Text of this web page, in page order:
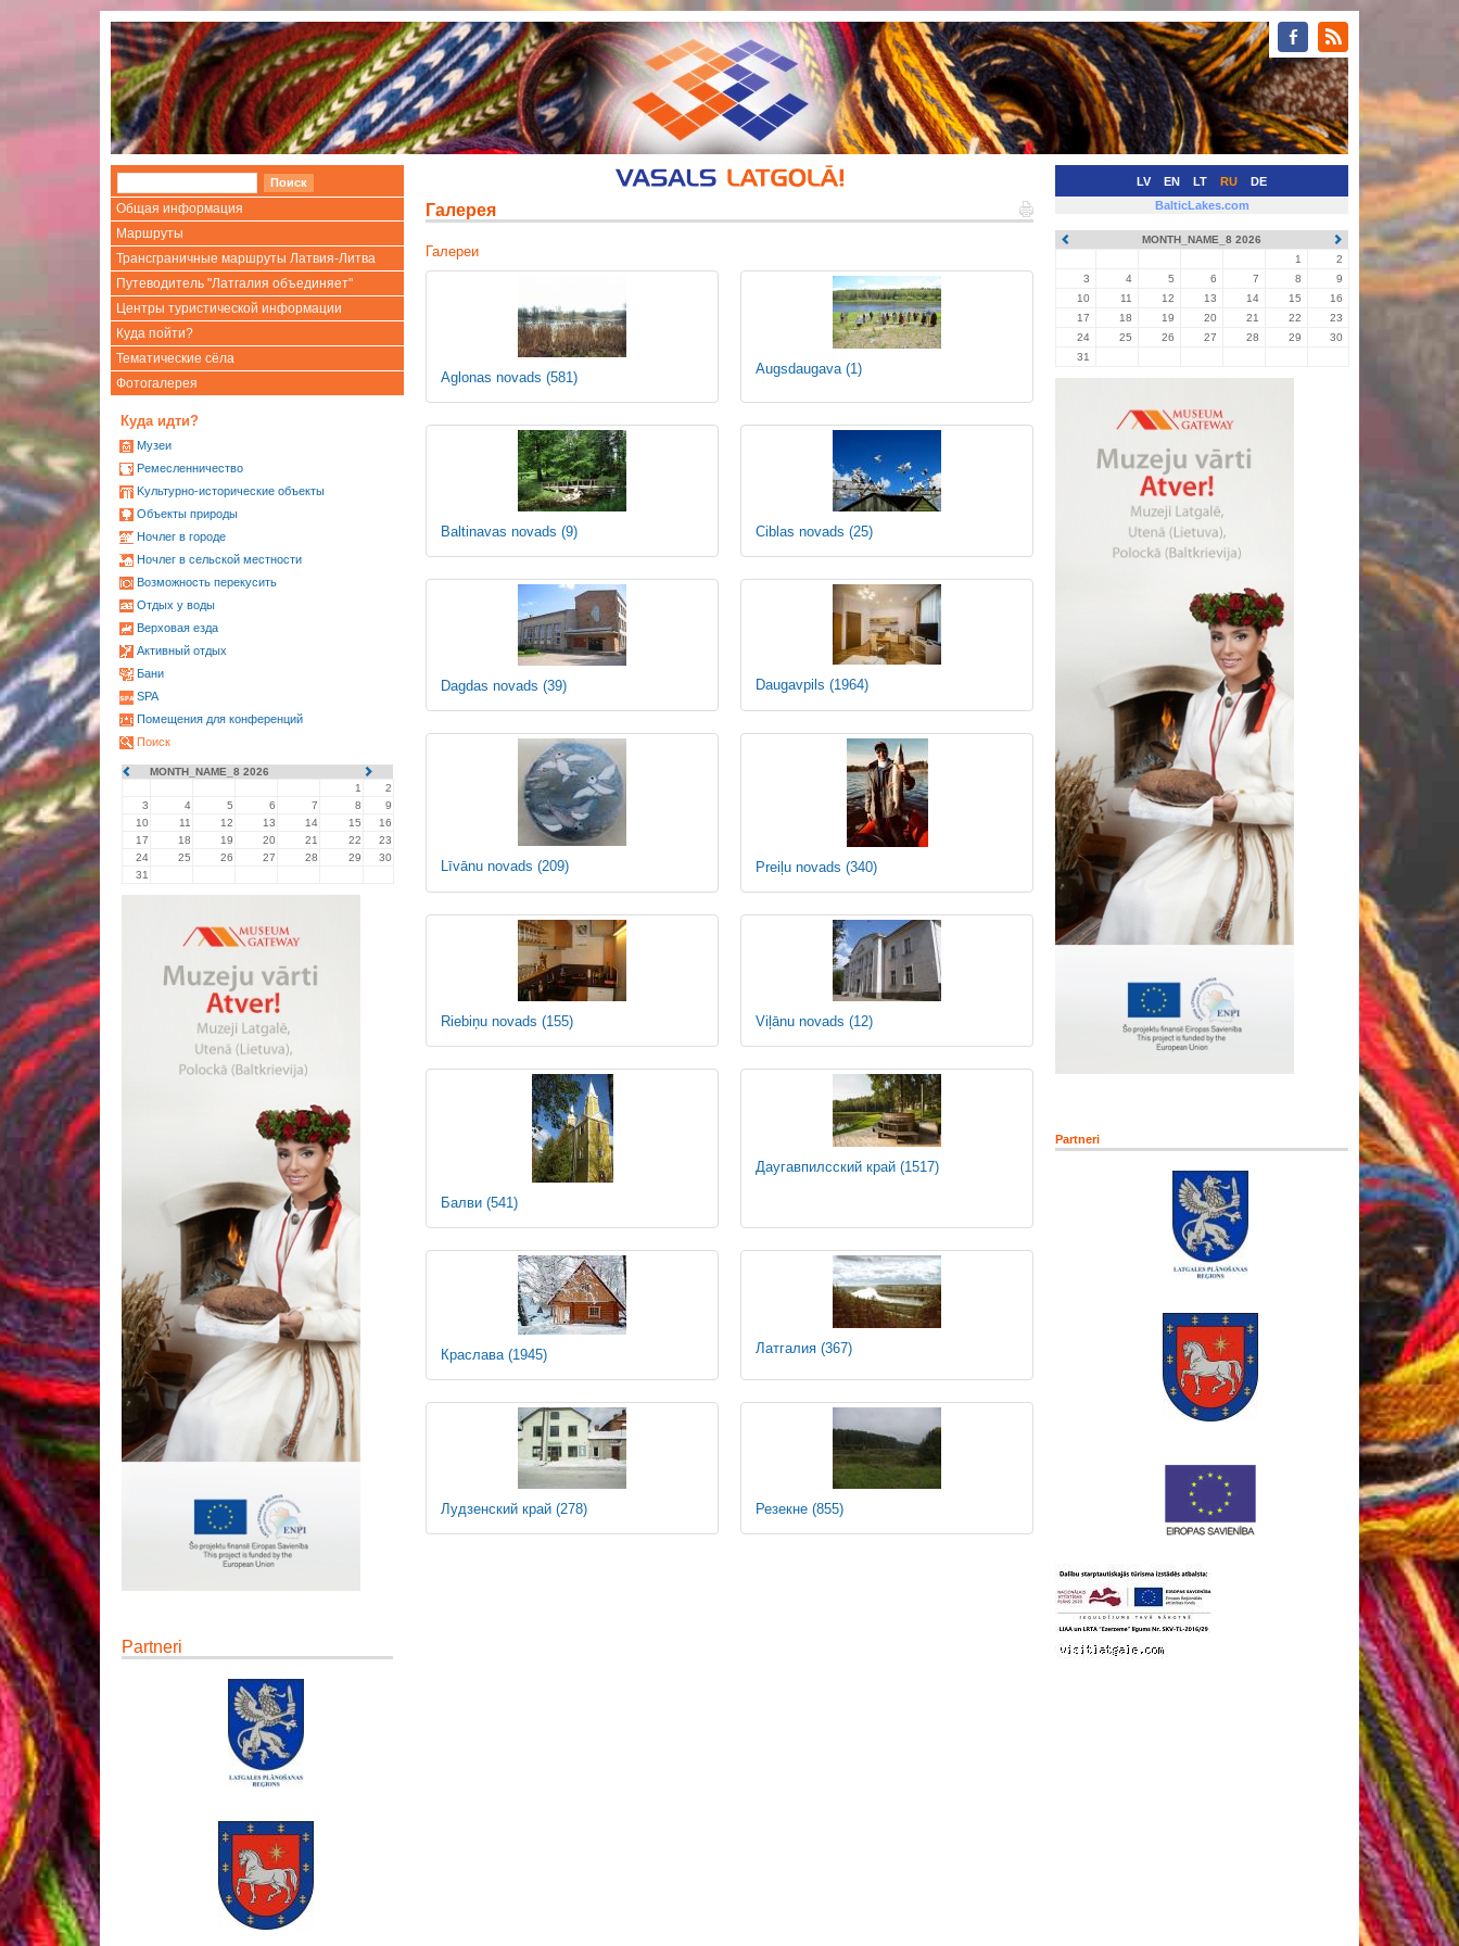
LV EN LT RU DE
Общая информация
Маршруты
Трансграничные маршруты Латвия-Литва
Путеводитель "Латгалия объединяет"
Центры туристической информации
Куда пойти?
Тематические сёла
Фотогалерея
Куда идти?
Mузеи
Ремесленничество
Kультурно-историческиe объекты
Oбъекты природы
Ночлег в городе
Ночлег в сельской местности
Возможность перекусить
Oтдых у воды
Верховая езда
Активный отдых
Бани
SPA
Помещения для конференций
Поиск
MONTH_NAME_8 2026
1
2
3
4 5 6 7 8
9
10
11 12 13 14 15
16
17
18 19 20 21 22
23
24
25 26 27 28 29
30
31
Partneri
Галерея
Галереи
Aglonas novads (581)
Augsdaugava (1)
Baltinavas novads (9) Ciblas novads (25)
Dagdas novads (39) Daugavpils (1964)
Līvānu novads (209) Preiļu novads (340)
Riebiņu novads (155) Viļānu novads (12)
Балви (541)
Даугавпилсский край (1517)
Краслава (1945) Латгалия (367)
Лудзенский край (278) Резекне (855)
BalticLakes.com
MONTH_NAME_8 2026
1
2
3
4 5 6 7 8
9
10
11 12 13 14 15
16
17
18 19 20 21 22
23
24
25 26 27 28 29
30
31
Partneri